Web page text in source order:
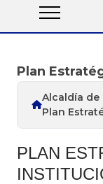
Plan
Alcaldía de
Plan
PLAN